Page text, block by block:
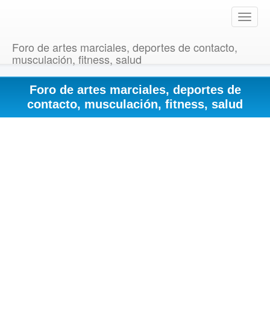
T
o
e
v
Foro de artes marciales, deportes de contacto,
musculación, fitness, salud
Foro de artes marciales, deportes de
contacto, musculación, fitness, salud